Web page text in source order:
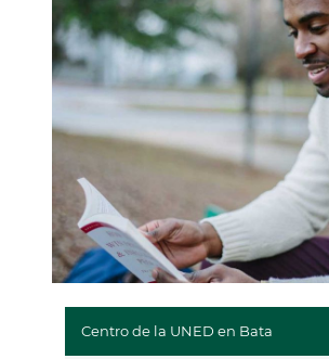
Centro de la UNED en Bata